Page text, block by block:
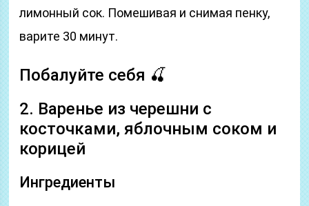
лимонный сок. Помешивая и снимая пенку,
варите 30 минут.
Побалуйте себя 🍒
2. Варенье из черешни с
косточками, яблочным соком и
корицей
Ингредиенты